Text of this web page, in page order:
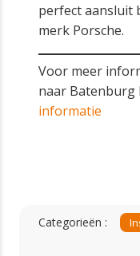
perfect aansluit
merk Porsche.
Voor meer
naar Batenburg
informatie
Categorieën :